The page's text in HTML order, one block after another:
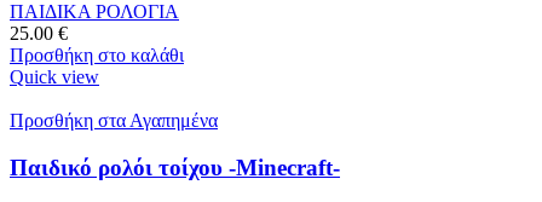
ΠΑΙΔΙΚΑ ΡΟΛΟΓΙΑ
25.00 €
Προσθήκη στο καλάθι
Quick view
Προσθήκη στα Αγαπημένα
Παιδικό ρολόι τοίχου -Minecraft-